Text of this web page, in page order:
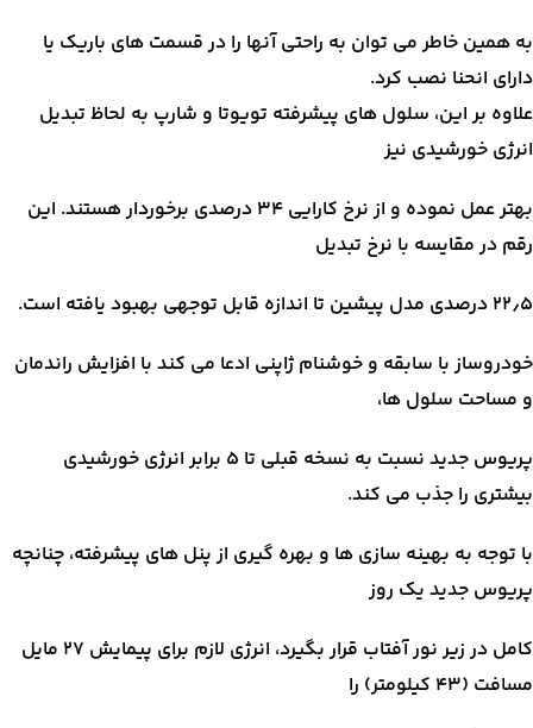
به همین خاطر می توان به راحتی آنها را در قسمت های باریک یا
دارای انحنا نصب کرد.
علاوه بر این، سلول های پیشرفته تویوتا و شارپ به لحاظ تبدیل
انرژی خورشیدی نیز
بهتر عمل نموده و از نرخ کارایی ۳۴ درصدی برخوردار هستند. این
رقم در مقایسه با نرخ تبدیل
۲۲٫۵ درصدی مدل پیشین تا اندازه قابل توجهی بهبود یافته است.
خودروساز با سابقه و خوشنام ژاپنی ادعا می کند با افزایش راندمان
و مساحت سلول ها،
پریوس جدید نسبت به نسخه قبلی تا ۵ برابر انرژی خورشیدی
بیشتری را جذب می کند.
با توجه به بهینه سازی ها و بهره گیری از پنل های پیشرفته، چنانچه
پریوس جدید یک روز
کامل در زیر نور آفتاب قرار بگیرد، انرژی لازم برای پیمایش ۲۷ مایل
مسافت (۴۳ کیلومتر) را